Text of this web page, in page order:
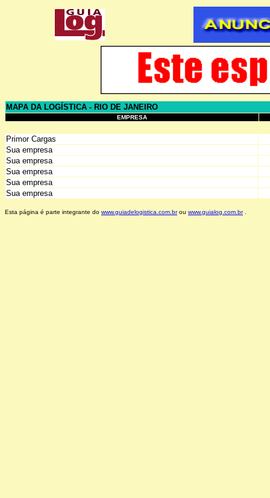
MAPA DA LOGÍSTICA - RIO DE JANEIRO
EMPRESA
Primor Cargas
Sua empresa
Sua empresa
Sua empresa
Sua empresa
Sua empresa
Esta página é parte integrante do www.guiadelogistica.com.brou www.guialog.com.br.